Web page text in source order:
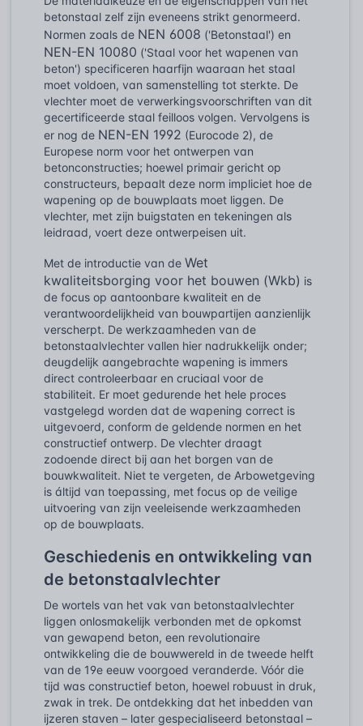
betonstaal zelf zijn eveneens strikt genormeerd.
Normen zoals de NEN 6008 ('Betonstaal') en
NEN-EN 10080 ('Staal voor het wapenen van
beton') specificeren haarfijn waaraan het staal
moet voldoen, van samenstelling tot sterkte. De
vlechter moet de verwerkingsvoorschriften van dit
gecertificeerde staal feilloos volgen. Vervolgens is
er nog de NEN-EN 1992 (Eurocode 2), de
Europese norm voor het ontwerpen van
betonconstructies; hoewel primair gericht op
constructeurs, bepaalt deze norm impliciet hoe de
wapening op de bouwplaats moet liggen. De
vlechter, met zijn buigstaten en tekeningen als
leidraad, voert deze ontwerpeisen uit.
Met de introductie van de Wet
kwaliteitsborging voor het bouwen (Wkb) is
de focus op aantoonbare kwaliteit en de
verantwoordelijkheid van bouwpartijen aanzienlijk
verscherpt. De werkzaamheden van de
betonstaalvlechter vallen hier nadrukkelijk onder;
deugdelijk aangebrachte wapening is immers
direct controleerbaar en cruciaal voor de
stabiliteit. Er moet gedurende het hele proces
vastgelegd worden dat de wapening correct is
uitgevoerd, conform de geldende normen en het
constructief ontwerp. De vlechter draagt
zodoende direct bij aan het borgen van de
bouwkwaliteit. Niet te vergeten, de Arbowetgeving
is áltijd van toepassing, met focus op de veilige
uitvoering van zijn veeleisende werkzaamheden
op de bouwplaats.
Geschiedenis en ontwikkeling van
de betonstaalvlechter
De wortels van het vak van betonstaalvlechter
liggen onlosmakelijk verbonden met de opkomst
van gewapend beton, een revolutionaire
ontwikkeling die de bouwwereld in de tweede helft
van de 19e eeuw voorgoed veranderde. Vóór die
tijd was constructief beton, hoewel robuust in druk,
zwak in trek. De ontdekking dat het inbedden van
ijzeren staven – later gespecialiseerd betonstaal –